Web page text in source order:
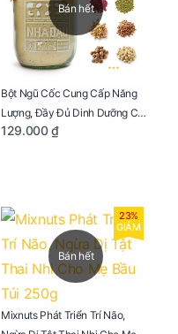
Bán hết
Bột Ngũ Cốc Cung Cấp Năng
Lượng, Đầy Đủ Dinh Dưỡng Cho
Mẹ Bầu Hũ 250g
129.000 ₫
Bán hết
23%
GIẢM
Mixnuts Phát Triển Trí Não,